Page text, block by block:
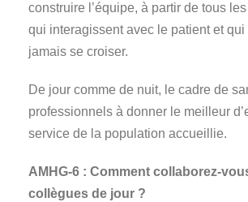
construire l’équipe, à partir de tous
qui interagissent avec le patient et qui
jamais se croiser.
De jour comme de nuit, le cadre de
professionnels à donner le meilleur
service de la population accueillie.
AMHG-6 : Comment collaborez-
collègues de jour ?